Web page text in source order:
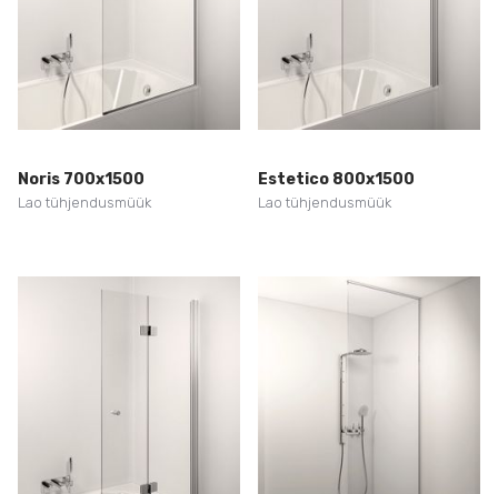
Noris 700x1500
Lao tühjendusmüük
Estetico 800x1500
Lao tühjendusmüük